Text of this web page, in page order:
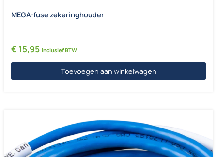
MEGA-fuse zekeringhouder
€ 15,95 inclusief BTW
Toevoegen aan winkelwagen